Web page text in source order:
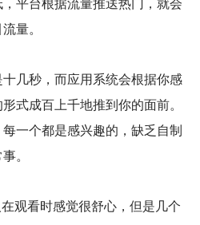
平台根据流量推送热门，就会
量。
几秒，而应用系统会根据你感
式成百上千地推到你的面前。
一个都是感兴趣的，缺乏自制
。
观看时感觉很舒心，但是几个